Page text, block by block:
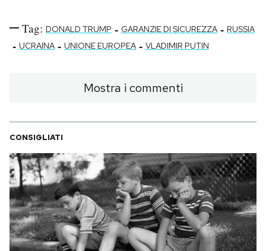
Tag: DONALD TRUMP - GARANZIE DI SICUREZZA - RUSSIA
- UCRAINA - UNIONE EUROPEA - VLADIMIR PUTIN
Mostra i commenti
CONSIGLIATI